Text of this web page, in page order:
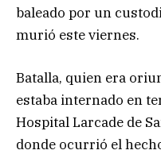
baleado por un
murió este viernes.
Batalla, quien era
estaba internado en
Hospital Larcade de
donde ocurrió el